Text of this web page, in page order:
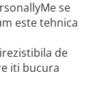
se
este tehnica
de
iti bucura